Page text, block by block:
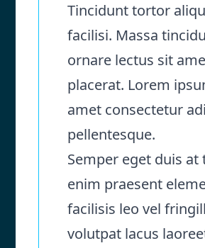
Tincidunt tortor
facilisi. Massa
ornare lectus sit
placerat. Lorem
amet consectetur
pellentesque.
Semper eget duis at
enim praesent
facilisis leo vel
volutpat lacus